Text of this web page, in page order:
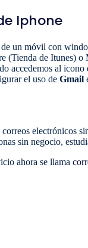
Iphone
un móvil con
(Tienda de Itunes)
accedemos al
el uso de Gmail
electrónicos
sin negocio,
ahora se llama